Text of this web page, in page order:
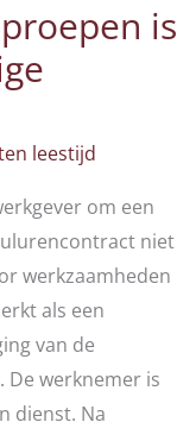
is
leestijd
om een
niet
werkzaamheden
als een
van de
werknemer is
dienst. Na